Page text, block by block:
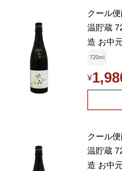
クール
温貯蔵
造 お中
720ml
¥
クール
温貯蔵
造 お中